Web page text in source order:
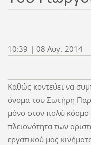
10:39 | 08 Αυγ. 2014
Καθώς κοντεύει να
όνομα του Σωτήρη
μόνο στον πολύ κόσμο
πλειονότητα των
εργατικού μας